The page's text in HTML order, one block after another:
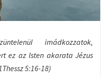
imádkozzatok,
ez az Isten akarata Jézus
5:16-18)